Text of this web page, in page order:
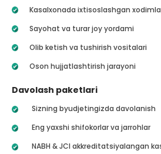
Kasalxonada ixtisoslashgan
Sayohat va turar joy yordami
Olib ketish va tushirish vositalari
Oson hujjatlashtirish jarayoni
Davolash paketlari
Sizning byudjetingizda davolanish
Eng yaxshi shifokorlar va jarrohlar
NABH & JCI akkreditatsiyalangan